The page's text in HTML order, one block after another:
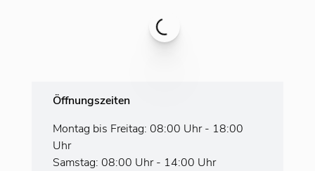
Öffnungszeiten
Montag bis Freitag: 08:00 Uhr - 18:00
Uhr
Samstag: 08:00 Uhr - 14:00 Uhr